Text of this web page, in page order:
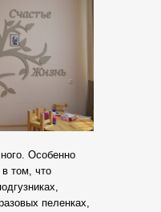
Особенно
том, что
пеленках,